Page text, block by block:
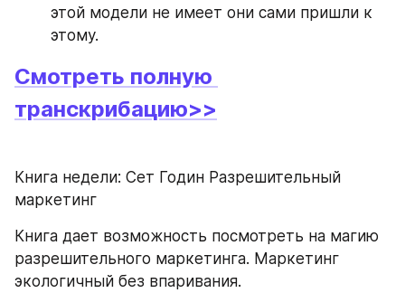
этой модели не имеет они сами пришли к
этому.
Смотреть полную
транскрибацию>>
Книга недели: Сет Годин Разрешительный
маркетинг
Книга дает возможность посмотреть на магию
разрешительного маркетинга. Маркетинг
экологичный без впаривания.